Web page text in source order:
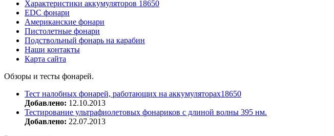
Характеристики аккумуляторов 18650
EDC фонари
Американские фонари
Пистолетные фонари
Подствольный фонарь на карабин
Наши контакты
Карта сайта
Обзоры и тесты фонарей.
Тест налобных фонарей, работающих на аккумуляторах18650
Добавлено: 12.10.2013
Тестирование ультрафиолетовых фонариков с длиной волны 395 нм.
Добавлено: 22.07.2013